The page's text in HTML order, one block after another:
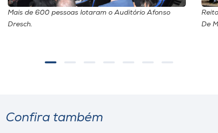
Mais de 600 pessoas lotaram o Auditório Afonso
Dresch.
De
Confira também